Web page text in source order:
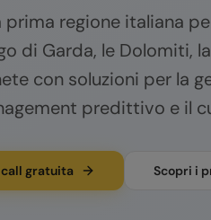
prima regione italiana
di Garda, le Dolomiti,
con soluzioni per la
predittivo e il
call gratuita Scopri i